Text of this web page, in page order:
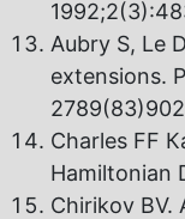
Aubry S, Le
ехtensions.
Charles FF
Hamiltonian
Chirikov BV.